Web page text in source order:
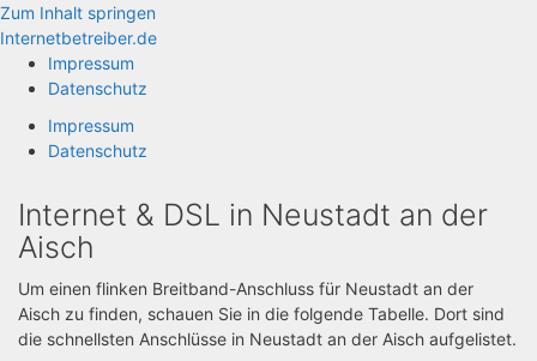
Zum Inhalt springen
Internetbetreiber.de
Impressum
Datenschutz
Impressum
Datenschutz
Internet & DSL in Neustadt an der
Aisch
Um einen flinken Breitband-Anschluss für Neustadt an der
Aisch zu finden, schauen Sie in die folgende Tabelle. Dort sind
die schnellsten Anschlüsse in Neustadt an der Aisch aufgelistet.